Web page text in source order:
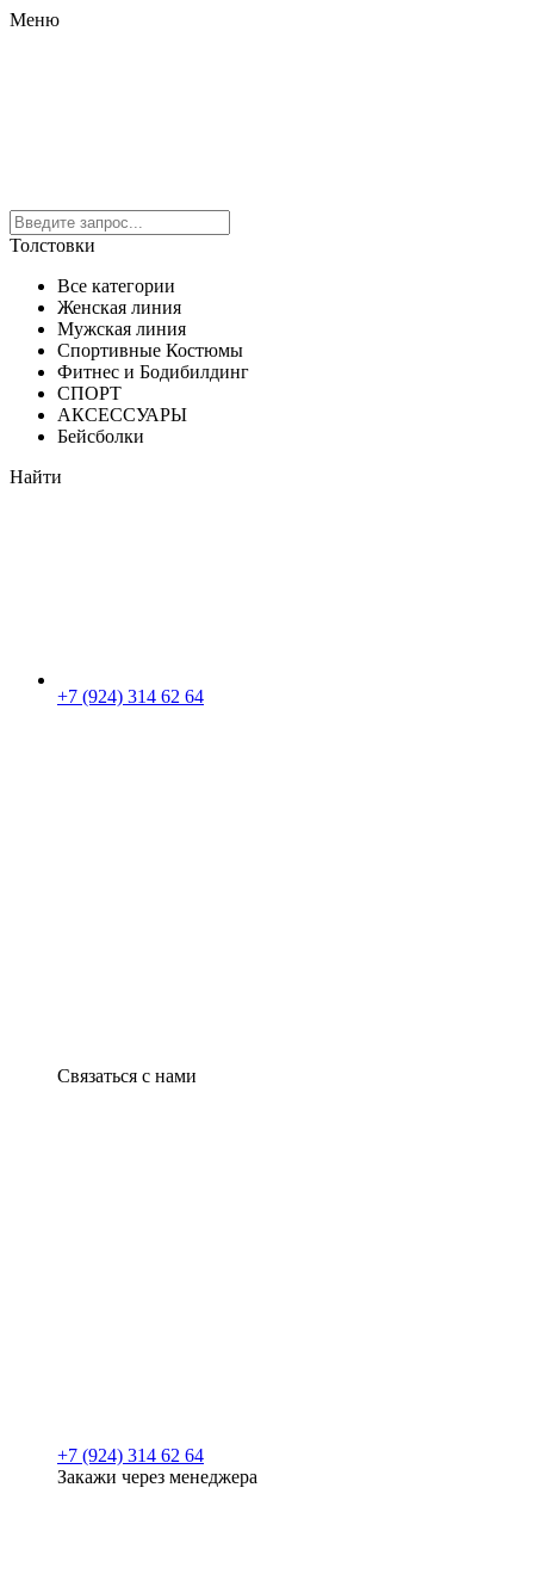
Меню
Толстовки
Все категории
Женская линия
Мужская линия
Спортивные Костюмы
Фитнес и Бодибилдинг
СПОРТ
АКСЕССУАРЫ
Бейсболки
Найти
+7 (924) 314 62 64
Связаться с нами
+7 (924) 314 62 64
Закажи через менеджера